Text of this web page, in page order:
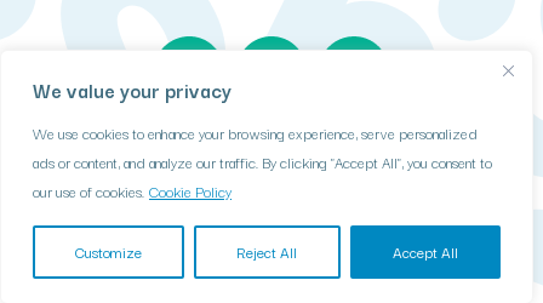
We value your privacy
We use cookies to enhance your browsing experience, serve personalized
ads or content, and analyze our traffic. By clicking "Accept All", you consent to
our use of cookies. Cookie Policy
Customize Reject All Accept All
DONNÉES PERSONNELLES
COOKIES
MENTIONS LÉGALES BIS 2026
PLAN DE SITE
I-COM 2025